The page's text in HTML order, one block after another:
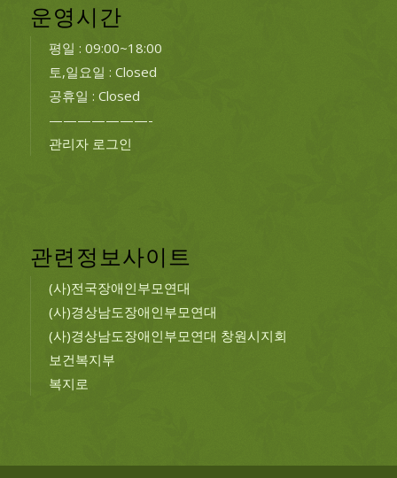
운영시간
평일 : 09:00~18:00
토,일요일 : Closed
공휴일 : Closed
———————-
관리자 로그인
관련정보사이트
(사)전국장애인부모연대
(사)경상남도장애인부모연대
(사)경상남도장애인부모연대 창원시지회
보건복지부
복지로